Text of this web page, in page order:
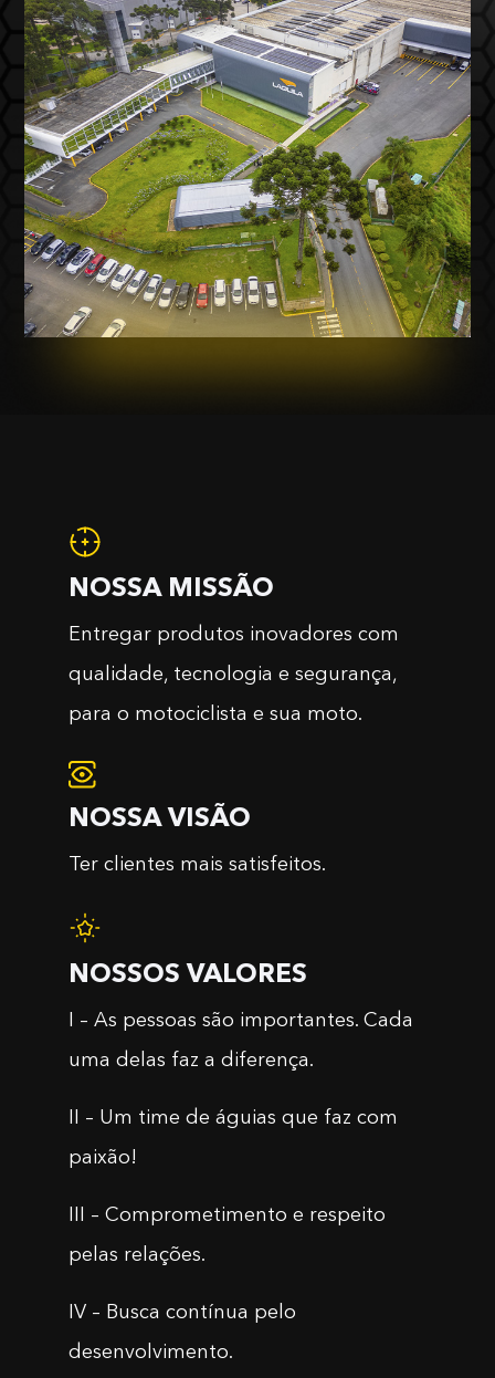
NOSSA MISSÃO
Entregar produtos inovadores com
qualidade, tecnologia e segurança,
para o motociclista e sua moto.
NOSSA VISÃO
Ter clientes mais satisfeitos.
NOSSOS VALORES
I – As pessoas são importantes. Cada
uma delas faz a diferença.
II – Um time de águias que faz com
paixão!
III – Comprometimento e respeito
pelas relações.
IV – Busca contínua pelo
desenvolvimento.